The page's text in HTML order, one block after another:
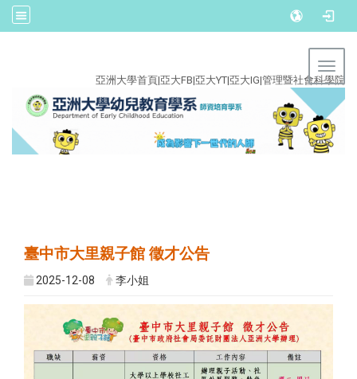
亞洲大學首頁|亞大FB|亞大YT|亞大IG|管理暨社會科學院
臺中市大里親子館 徵才公告
2025-12-08 李小姐